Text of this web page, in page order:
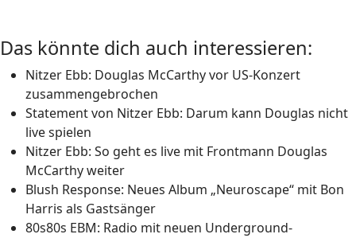
Das könnte dich auch interessieren:
Nitzer Ebb: Douglas McCarthy vor US-Konzert
zusammengebrochen
Statement von Nitzer Ebb: Darum kann Douglas nicht
live spielen
Nitzer Ebb: So geht es live mit Frontmann Douglas
McCarthy weiter
Blush Response: Neues Album „Neuroscape“ mit Bon
Harris als Gastsänger
80s80s EBM: Radio mit neuen Underground-